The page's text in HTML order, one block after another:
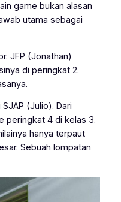
game bukan alasan
utama sebagai
JFP (Jonathan)
di peringkat 2.
(Julio). Dari
peringkat 4 di kelas 3.
hanya terpaut
Sebuah lompatan